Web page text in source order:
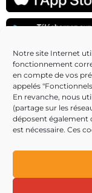
Notre site Internet
fonctionnement
en compte de vos
appelés
En revanche, nous
(partage sur les
déposent également
est nécessaire. Ces